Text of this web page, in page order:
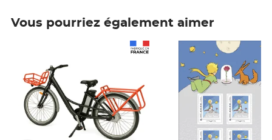
Vous pourriez également aimer
Prix 7,50€